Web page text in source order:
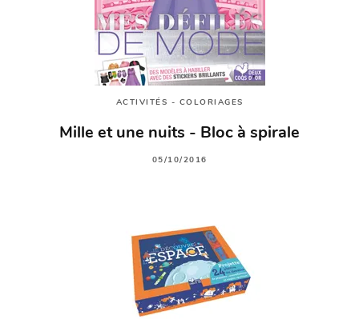
ACTIVITÉS - COLORIAGES
Mille et une nuits - Bloc à spirale
05/10/2016